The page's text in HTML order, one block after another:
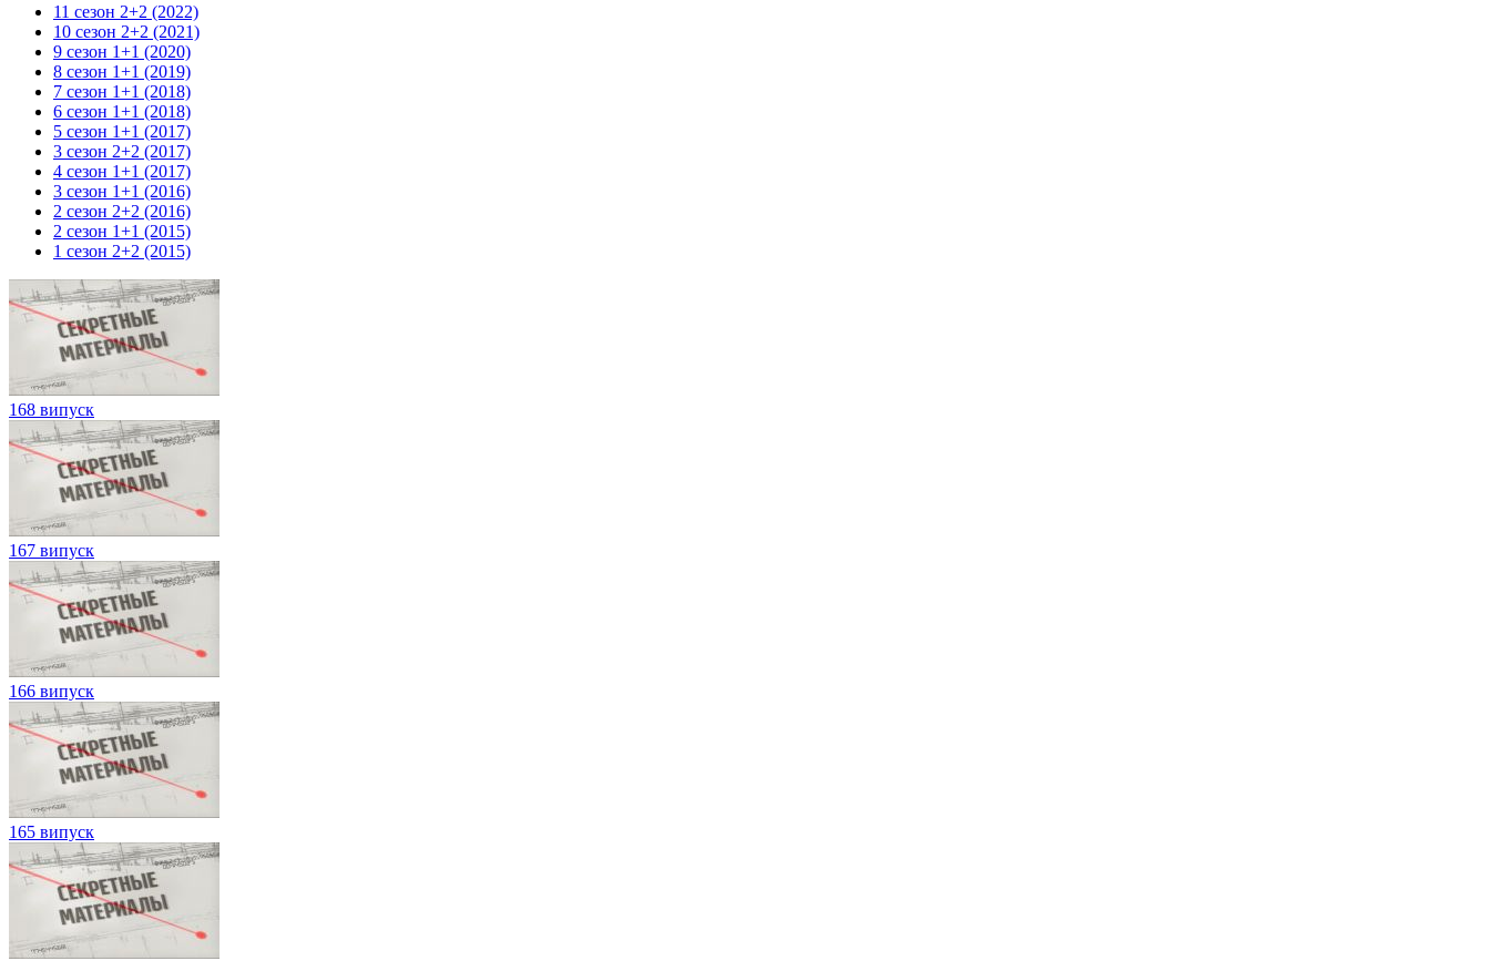
11 сезон 2+2 (2022)
10 сезон 2+2 (2021)
9 сезон 1+1 (2020)
8 сезон 1+1 (2019)
7 сезон 1+1 (2018)
6 сезон 1+1 (2018)
5 сезон 1+1 (2017)
3 сезон 2+2 (2017)
4 сезон 1+1 (2017)
3 сезон 1+1 (2016)
2 сезон 2+2 (2016)
2 сезон 1+1 (2015)
1 сезон 2+2 (2015)
168 випуск
167 випуск
166 випуск
165 випуск